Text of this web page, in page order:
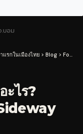
.บอม
แรกในเมืองไทย > Blog > Forex Trading
ไร?